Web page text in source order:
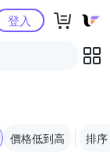
心
登入
價格低到高 排序